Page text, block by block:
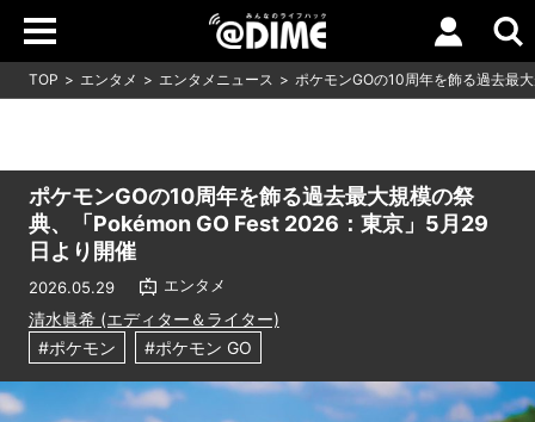
TOP エンタメ エンタメニュース ポケモンGOの10周年を飾る過去最
ポケモンGOの10周年を飾る過去最大規模の祭
典、「Pokémon GO Fest 2026：東京」5月29
日より開催
2026.05.29 エンタメ
清水眞希 (エディター＆ライター)
#ポケモン
#ポケモン GO